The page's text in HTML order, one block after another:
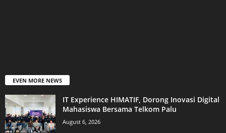
EVEN MORE NEWS
IT Experience HIMATIF, Dorong Inovasi Digital
Mahasiswa Bersama Telkom Palu
August 6, 2026